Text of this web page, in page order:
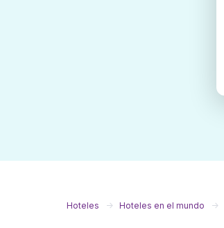
Hoteles Hoteles en el mundo